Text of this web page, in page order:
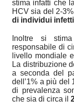
stima infatti che
HCV sia del 2-
di individui infetti
Inoltre si
responsabile di
livello mondiale
La distribuzione
a seconda del
dell’1% a più del
di prevalenza
che sia di circa il